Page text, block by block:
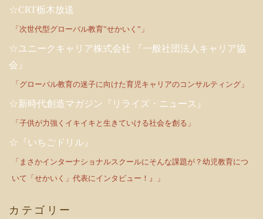
☆CRT栃木放送
「次世代型グローバル教育”せかいく”」
☆ユニークキャリア株式会社 『一般社団法人キャリア協
会』
「グローバル教育の迷子に向けた育児キャリアのコンサルティング」
☆新時代創造マガジン『リライズ・ニュース』
「子供が力強くイキイキと生きていける社会を創る」
☆『いちごドリル』
「まさかインターナショナルスクールにそんな課題が？幼児教育につ
いて「せかいく」代表にインタビュー！』」
カテゴリー